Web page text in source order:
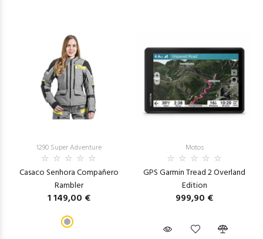
1290 Super Adventure
Casaco Senhora Compañero
Rambler
1 149,00 €
Motos
GPS Garmin Tread 2 Overland
Edition
999,90 €